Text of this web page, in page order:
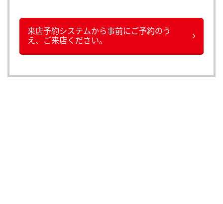
来店予約システムから事前にご予約のう
え、ご来店ください。